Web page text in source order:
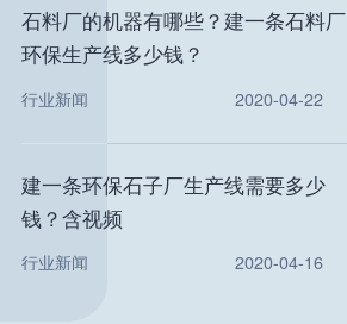
石料厂的机器有哪些？建一条石料厂
环保生产线多少钱？
行业新闻 2020-04-22
建一条环保石子厂生产线需要多少
钱？含视频
行业新闻 2020-04-16